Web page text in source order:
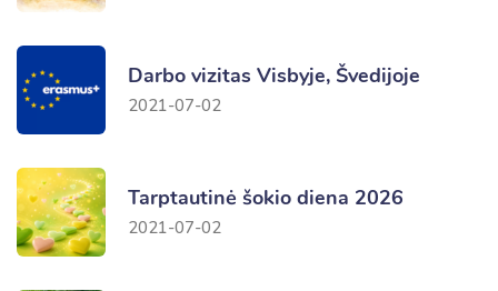
Darbo vizitas Visbyje, Švedijoje
2021-07-02
Tarptautinė šokio diena 2026
2021-07-02